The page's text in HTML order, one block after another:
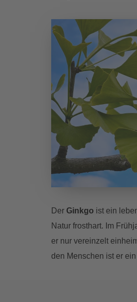
Der Ginkgo ist ein
Natur frosthart. Im
er nur vereinzelt
den Menschen ist er